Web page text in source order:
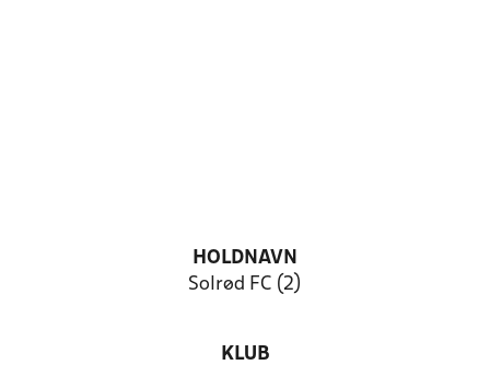
HOLDNAVN
Solrød FC (2)
KLUB